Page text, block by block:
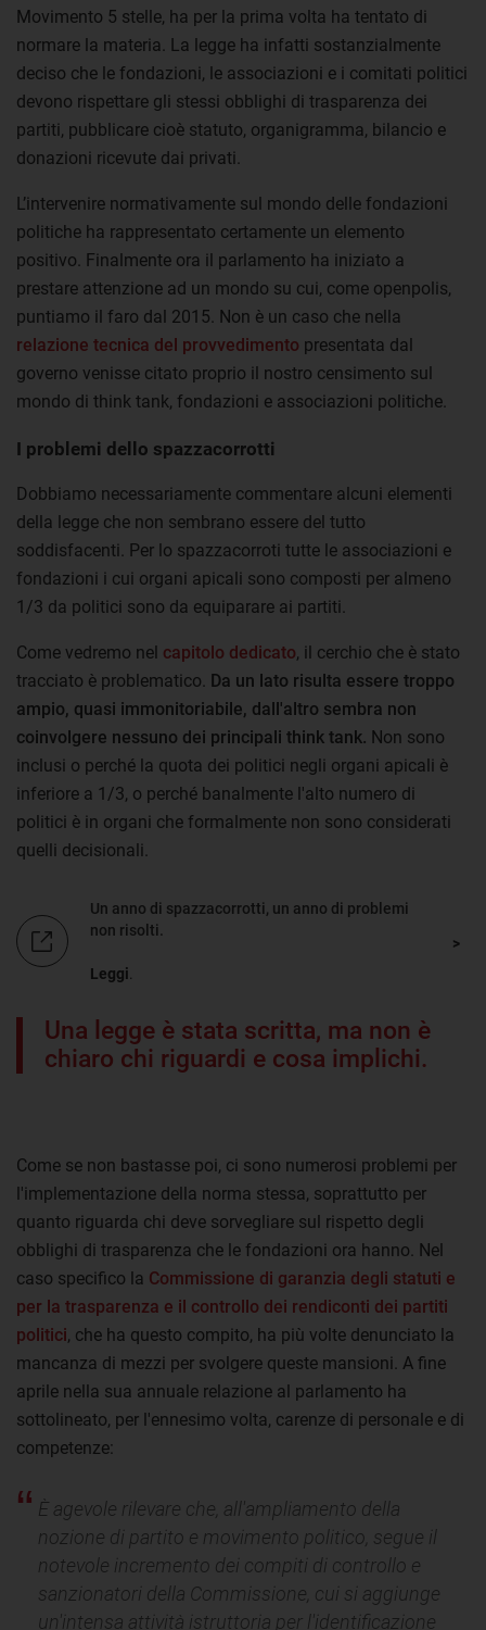
Movimento 5 stelle, ha per la prima volta ha tentato di
normare la materia. La legge ha infatti sostanzialmente
deciso che le fondazioni, le associazioni e i comitati politici
devono rispettare gli stessi obblighi di trasparenza dei
partiti, pubblicare cioè statuto, organigramma, bilancio e
donazioni ricevute dai privati.
L’intervenire normativamente sul mondo delle fondazioni
politiche ha rappresentato certamente un elemento
positivo. Finalmente ora il parlamento ha iniziato a
prestare attenzione ad un mondo su cui, come openpolis,
puntiamo il faro dal 2015. Non è un caso che nella
relazione tecnica del provvedimento presentata dal
governo venisse citato proprio il nostro censimento sul
mondo di think tank, fondazioni e associazioni politiche.
I problemi dello spazzacorrotti
Dobbiamo necessariamente commentare alcuni elementi
della legge che non sembrano essere del tutto
soddisfacenti. Per lo spazzacorroti tutte le associazioni e
fondazioni i cui organi apicali sono composti per almeno
1/3 da politici sono da equiparare ai partiti.
Come vedremo nel capitolo dedicato, il cerchio che è stato
tracciato è problematico. Da un lato risulta essere troppo
ampio, quasi immonitoriabile, dall'altro sembra non
coinvolgere nessuno dei principali think tank. Non sono
inclusi o perché la quota dei politici negli organi apicali è
inferiore a 1/3, o perché banalmente l'alto numero di
politici è in organi che formalmente non sono considerati
quelli decisionali.
Un anno di spazzacorrotti, un anno di problemi
non risolti.
Leggi
Una legge è stata scritta, ma non è
chiaro chi riguardi e cosa implichi.
Come se non bastasse poi, ci sono numerosi problemi per
l'implementazione della norma stessa, soprattutto per
quanto riguarda chi deve sorvegliare sul rispetto degli
obblighi di trasparenza che le fondazioni ora hanno. Nel
caso specifico la Commissione di garanzia degli statuti e
per la trasparenza e il controllo dei rendiconti dei partiti
politici, che ha questo compito, ha più volte denunciato la
mancanza di mezzi per svolgere queste mansioni. A fine
aprile nella sua annuale relazione al parlamento ha
sottolineato, per l'ennesimo volta, carenze di personale e di
competenze:
È agevole rilevare che, all'ampliamento della
nozione di partito e movimento politico, segue il
notevole incremento dei compiti di controllo e
sanzionatori della Commissione, cui si aggiunge
un'intensa attività istruttoria per l'identificazione